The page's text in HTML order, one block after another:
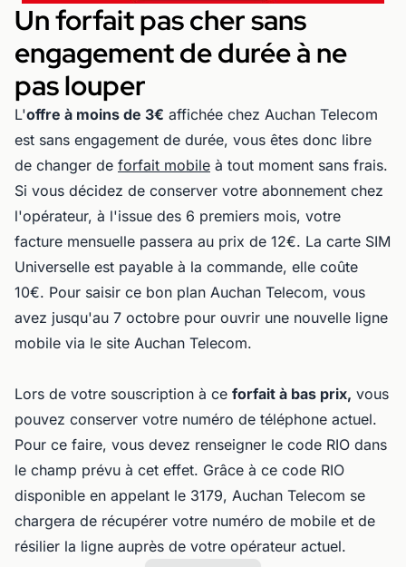
Un forfait pas cher sans
engagement de durée à ne
pas louper
L'offre à moins de 3€ affichée chez Auchan Telecom
est sans engagement de durée, vous êtes donc libre
de changer de forfait mobile à tout moment sans frais.
Si vous décidez de conserver votre abonnement chez
l'opérateur, à l'issue des 6 premiers mois, votre
facture mensuelle passera au prix de 12€. La carte SIM
Universelle est payable à la commande, elle coûte
10€. Pour saisir ce bon plan Auchan Telecom, vous
avez jusqu'au 7 octobre pour ouvrir une nouvelle ligne
mobile via le site Auchan Telecom.
Lors de votre souscription à ce forfait à bas prix, vous
pouvez conserver votre numéro de téléphone actuel.
Pour ce faire, vous devez renseigner le code RIO dans
le champ prévu à cet effet. Grâce à ce code RIO
disponible en appelant le 3179, Auchan Telecom se
chargera de récupérer votre numéro de mobile et de
résilier la ligne auprès de votre opérateur actuel.